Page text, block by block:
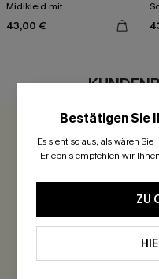
Midikleid mit
43,00 €
Seien Sie
300
Bestätigen Sie
Es sieht so aus, als wären Sie
Erlebnis empfehlen wir
ZU